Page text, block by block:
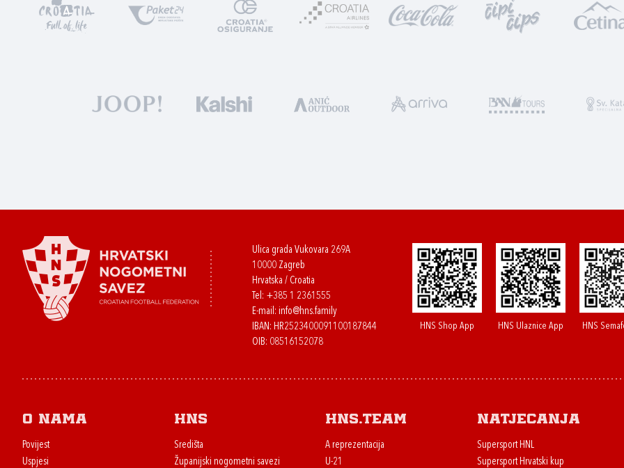
Ulica grada Vukovara 269A
10000 Zagreb
Hrvatska / Croatia
Tel: +385 1 2361555
E-mail: info@hns.family
IBAN: HR2523400091100187844
OIB: 08516152078
HNS Shop App HNS Ulaznice App HNS
O nama
Povijest
Uspjesi
HNS
Središta
Županijski nogometni savezi
HNS.team
A reprezentacija
U-21
Natjecanja
Supersport HNL
Supersport Hrvatski kup